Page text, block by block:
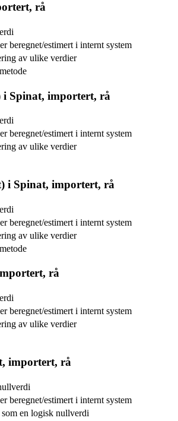
rå
beregnet/estimert i internt system
av ulike verdier
i Spinat, importert, rå
beregnet/estimert i internt system
av ulike verdier
i Spinat, importert, rå
beregnet/estimert i internt system
av ulike verdier
rå
beregnet/estimert i internt system
av ulike verdier
importert, rå
beregnet/estimert i internt system
en logisk nullverdi